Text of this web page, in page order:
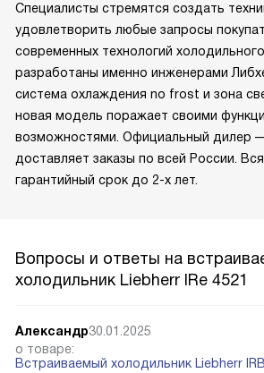
Специалисты стремятся создать
удовлетворить любые запросы
современных технологий
разработаны именно инженерами
система охлаждения no frost и зона
новая модель поражает своими
возможностями. Официальный дилер
доставляет заказы по всей России.
гарантийный срок до 2-х лет.
Вопросы и ответы на
холодильник Liebherr IRe 4521
Александр30.01.2025
о товаре:
Встраиваемый холодильник Liebherr